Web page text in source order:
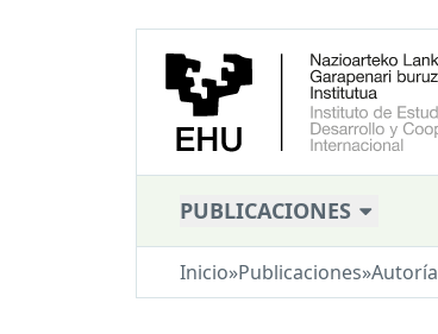
PUBLICACIONES
Inicio»Publicaciones»Autoría